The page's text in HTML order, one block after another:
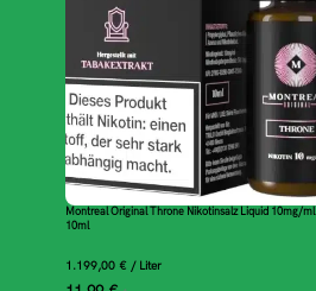
Montreal Original Throne Nikotinsalz Liquid 10mg/ml
10ml
1.199,00 € / Liter